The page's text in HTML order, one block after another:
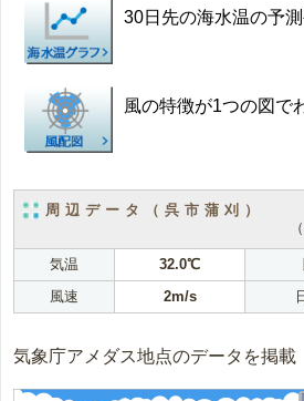
30日先の海水温の予
風の特徴が1つの図で
周辺データ（呉市蒲刈）
気温 32.0℃
風速
2m/s
気象庁アメダス地点のデータを掲載